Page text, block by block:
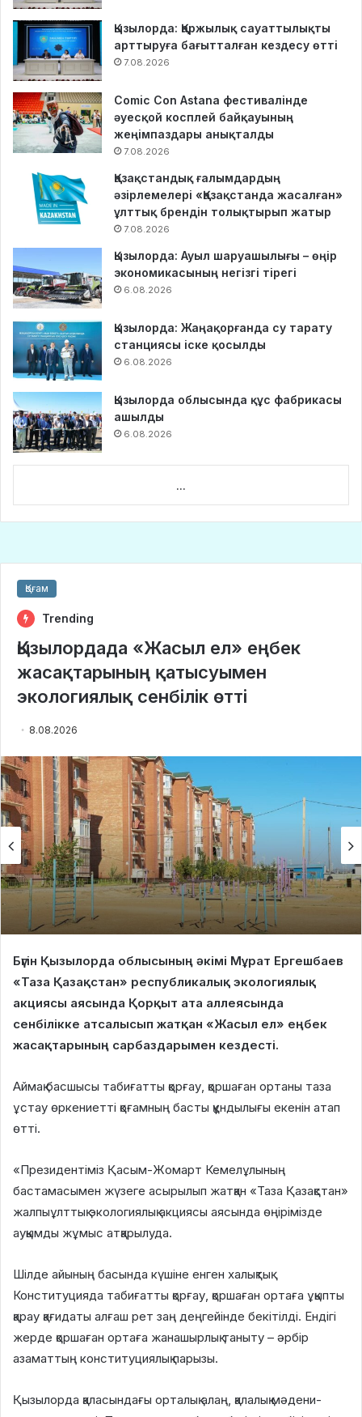
Қызылорда: Қаржылық сауаттылықты
арттыруға бағытталған кездесу өтті
7.08.2026
Comic Con Astana фестивалінде
әуесқой косплей байқауының
жеңімпаздары анықталды
7.08.2026
Қазақстандық ғалымдардың
әзірлемелері «Қазақстанда жасалған»
ұлттық брендін толықтырып жатыр
7.08.2026
Қызылорда: Ауыл шаруашылығы – өңір
экономикасының негізгі тірегі
6.08.2026
Қызылорда: Жаңақорғанда су тарату
станциясы іске қосылды
6.08.2026
Қызылорда облысында құс фабрикасы
ашылды
6.08.2026
...